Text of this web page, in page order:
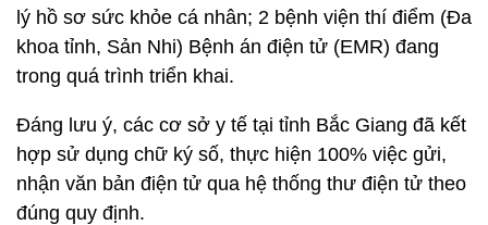
lý hồ sơ sức khỏe cá nhân; 2 bệnh viện thí điểm (Đa
khoa tỉnh, Sản Nhi) Bệnh án điện tử (EMR) đang
trong quá trình triển khai.
Đáng lưu ý, các cơ sở y tế tại tỉnh Bắc Giang đã kết
hợp sử dụng chữ ký số, thực hiện 100% việc gửi,
nhận văn bản điện tử qua hệ thống thư điện tử theo
đúng quy định.